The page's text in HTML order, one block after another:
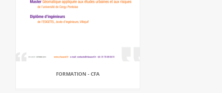
FORMATION - CFA